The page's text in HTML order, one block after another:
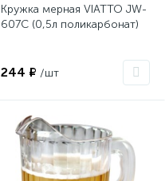
Кружка мерная VIATTO JW-
607C (0,5л поликарбонат)
244 ₽ /шт